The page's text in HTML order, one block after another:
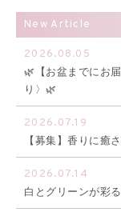
New Article
2026.08.05
🌿【お盆までにお
り〉🌿
2026.07.19
【募集】香りに癒
2026.07.14
白とグリーンが彩